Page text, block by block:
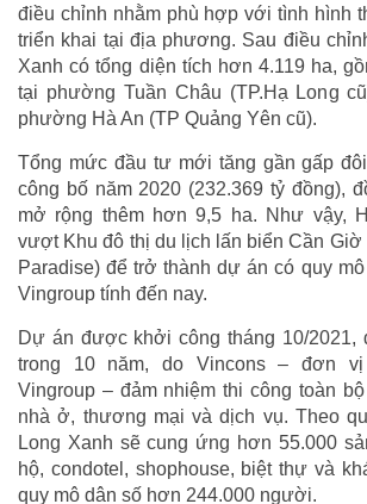
điều chỉnh nhằm phù hợp với tình hình
triển khai tại địa phương. Sau điều
Xanh có tổng diện tích hơn 4.119 ha,
tại phường Tuần Châu (TP.Hạ Long
phường Hà An (TP Quảng Yên cũ).
Tổng mức đầu tư mới tăng gần gấp
công bố năm 2020 (232.369 tỷ đồng),
mở rộng thêm hơn 9,5 ha. Như vậy,
vượt Khu đô thị du lịch lấn biển Cần Giờ
Paradise) để trở thành dự án có quy
Vingroup tính đến nay.
Dự án được khởi công tháng 10/2021,
trong 10 năm, do Vincons – đơn
Vingroup – đảm nhiệm thi công toàn
nhà ở, thương mại và dịch vụ. Theo
Long Xanh sẽ cung ứng hơn 55.000
hộ, condotel, shophouse, biệt thự và
quy mô dân số hơn 244.000 người.